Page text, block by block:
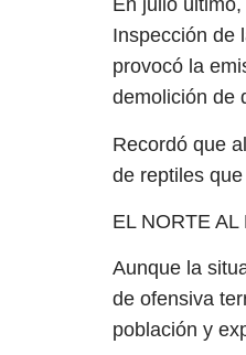
En julio
Inspección de
provocó la
demolición de
Recordó que
de reptiles
EL NORTE AL
Aunque la
de ofensiva
población y